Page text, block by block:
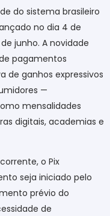
do sistema brasileiro
no dia 4 de
junho. A novidade
pagamentos
de ganhos expressivos
—
mensalidades
digitais, academias e
o Pix
seja iniciado pelo
prévio do
de